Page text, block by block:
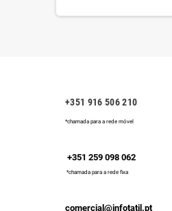
+351 916 506 210
*chamada para a rede móvel
+351 259 098 062
*chamada para a rede fixa
comercial@infotatil.pt